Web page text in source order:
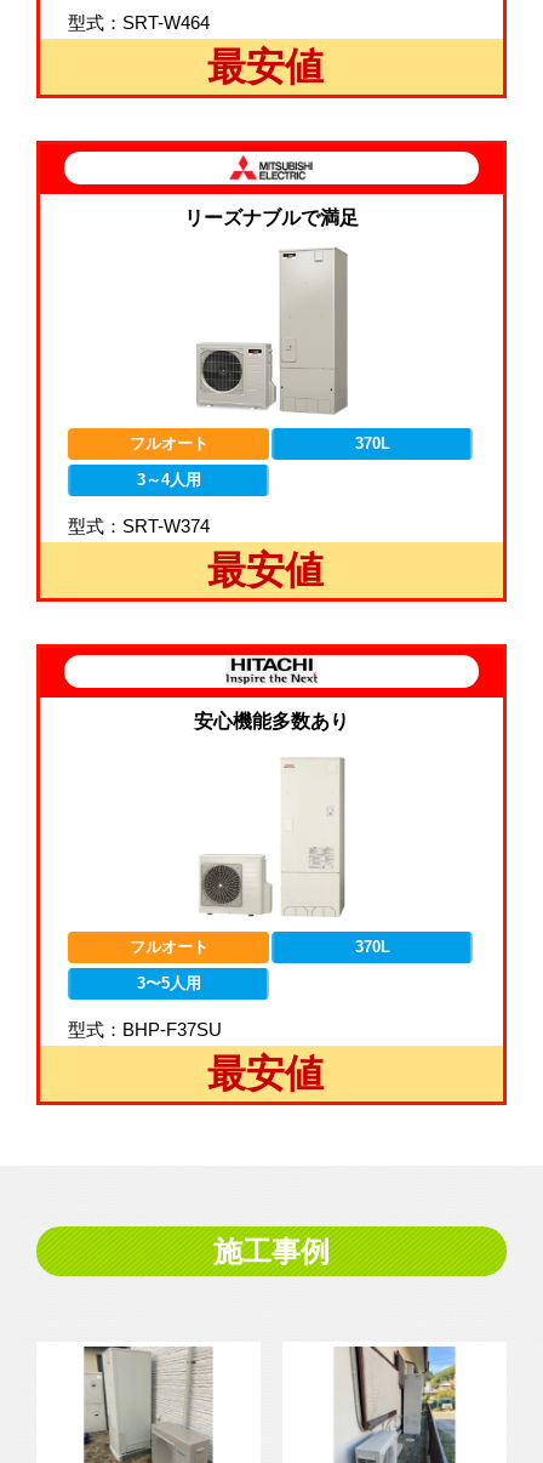
型式：SRT-W464
最安値
リーズナブルで満足
フルオート
370L
3～4人用
型式：SRT-W374
最安値
安心機能多数あり
フルオート
370L
3〜5人用
型式：BHP-F37SU
最安値
施工事例